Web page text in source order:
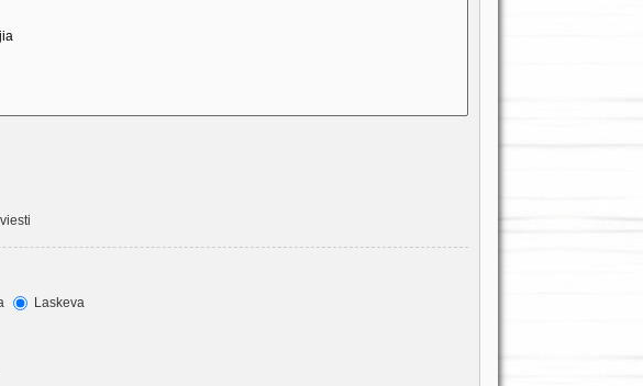
Laskeva